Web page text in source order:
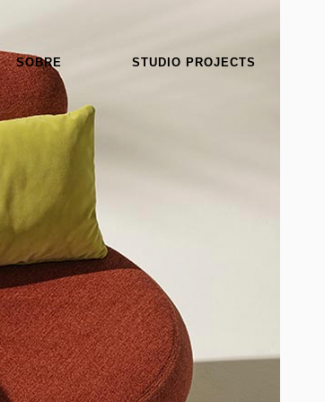
SOBRE STUDIO PROJECTS